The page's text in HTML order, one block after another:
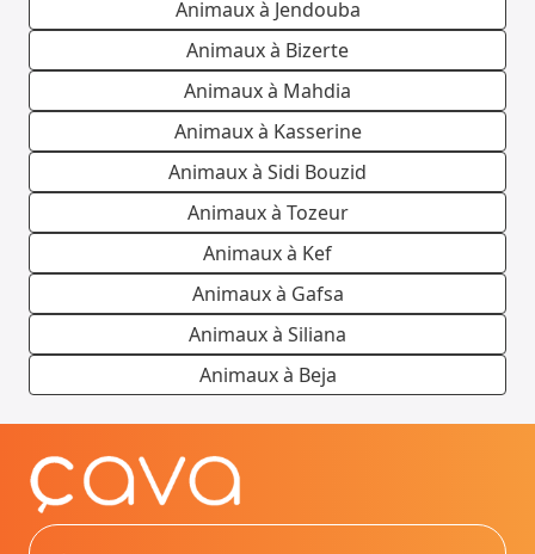
Animaux à Jendouba
Animaux à Bizerte
Animaux à Mahdia
Animaux à Kasserine
Animaux à Sidi Bouzid
Animaux à Tozeur
Animaux à Kef
Animaux à Gafsa
Animaux à Siliana
Animaux à Beja